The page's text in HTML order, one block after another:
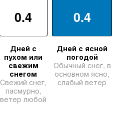
0.4
Дней с
пухом или
свежим
снегом
Свежий снег,
пасмурно,
ветер любой
0.4
Дней с ясной
погодой
Обычный снег, в
основном ясно,
слабый ветер